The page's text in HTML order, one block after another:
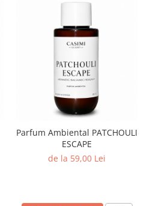
Parfum Ambiental PATCHOULI
ESCAPE
de la 59,00 Lei